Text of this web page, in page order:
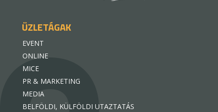
ÜZLETÁGAK
EVENT
ONLINE
MICE
PR & MARKETING
MEDIA
BELFÖLDI, KÜLFÖLDI UTAZTATÁS